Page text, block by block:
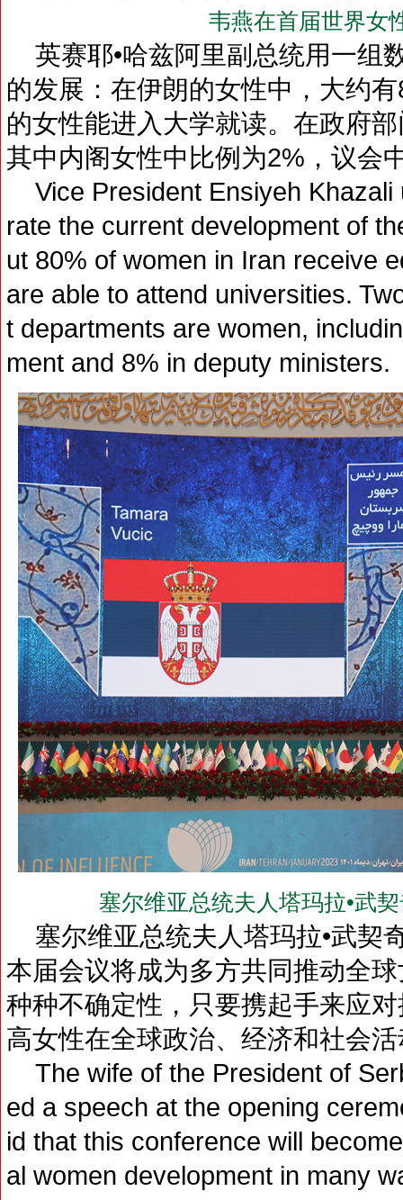
韦燕在首届世界女
英赛耶•哈兹阿里副总统用一组
的发展：在伊朗的女性中，大约
的女性能进入大学就读。在政府
其中内阁女性中比例为2%，议会
Vice President Ensiyeh Khazali
rate the current development of
ut 80% of women in Iran receive
are able to attend universities.
t departments are women,
ment and 8% in deputy ministers.
塞尔维亚总统夫人塔玛拉•武
塞尔维亚总统夫人塔玛拉•武契
本届会议将成为多方共同推动全
种种不确定性，只要携起手来应
高女性在全球政治、经济和社会
The wife of the President of
ed a speech at the opening
id that this conference will
al women development in many